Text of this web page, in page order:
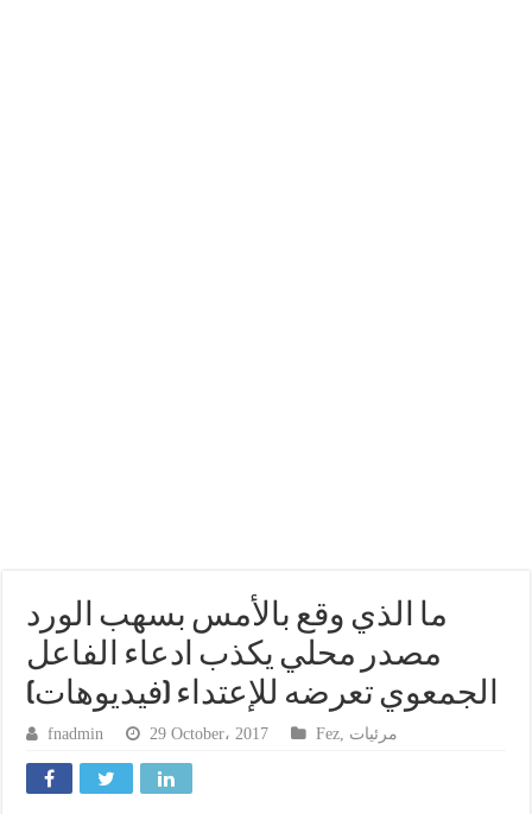
ما الذي وقع بالأمس بسهب الورد
مصدر محلي يكذب ادعاء الفاعل
الجمعوي تعرضه للإعتداء (فيديوهات)
fnadmin 29 October، 2017 Fez مرئيات